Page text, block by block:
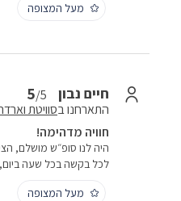
מעל המצופה
חיים נבון 5/5
התארחנו בסוויטת
חוויה מדהימה!
היה לנו סופ״ש מושלם,
לכל בקשה בכל שעה
מעל המצופה